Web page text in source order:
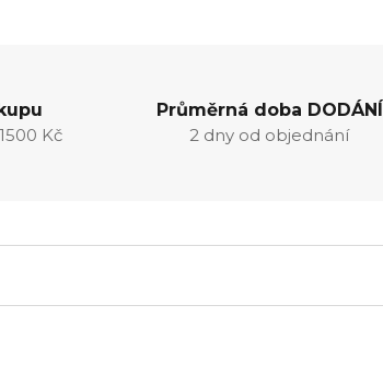
Kč
Průměrná doba DODÁNÍ
2 dny od objednání